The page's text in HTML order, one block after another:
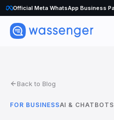
WhatsApp Voice Calls are here
Back to Blog
FOR BUSINESSAI & CHATBOTS